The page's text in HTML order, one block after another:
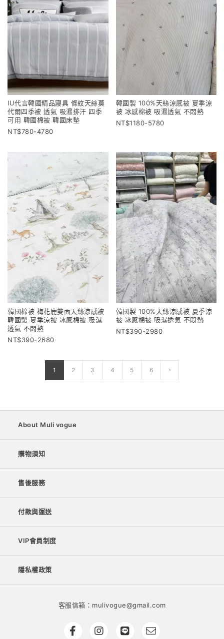
IU代言韓國精品寢具 條紋天絲莫
代爾四季被 透氣 吸濕排汗 四季
可用 韓國棉被 韓國床墊
780-4780
韓國製 100%天絲涼感被 夏季涼
被 冰感棉被 吸濕透氣 不悶熱
1180-5780
韓國棉被 梅花鹿雙面天絲涼感被
韓國製 夏季涼被 冰感棉被 吸濕
透氣 不悶熱
390-2680
韓國製 100%天絲涼感被 夏季涼
被 冰感棉被 吸濕透氣 不悶熱
390-2980
1 2 3 4 5 6
About Muli vogue
購物須知
售後服務
付款與運送
VIP會員制度
隱私權政策
客服信箱：mulivogue@gmail.com